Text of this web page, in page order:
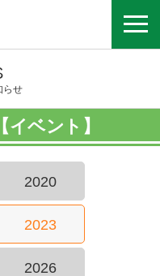
らせ
ベント】
2020
2023
2026